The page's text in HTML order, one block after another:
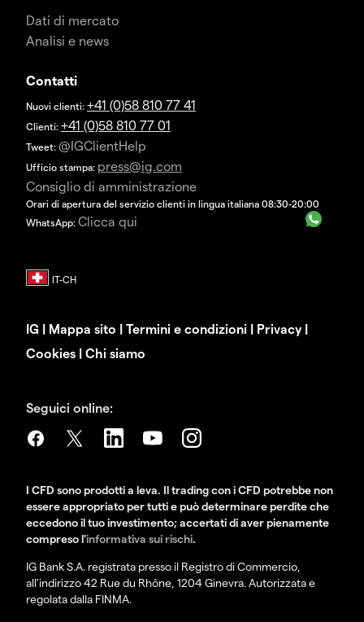
Dati di mercato
Analisi e news
Contatti
Nuovi clienti: +41 (0)58 810 77 41
Clienti: +41 (0)58 810 77 01
Tweet: @IGClientHelp
Ufficio stampa: press@ig.com
Consiglio di amministrazione
Orari di apertura del servizio clienti in lingua italiana 08:30-20:00
WhatsApp: Clicca qui
IG | Mappa sito | Termini e condizioni | Privacy|
Cookies | Chi siamo
Seguici online:
I CFD sono prodotti a leva. Il trading con i CFD potrebbe non
essere appropriato per tutti e può determinare perdite che
eccedono il tuo investimento; accertati di aver pienamente
compreso l'informativa sui rischi.
IG Bank S.A. registrata presso il Registro di Commercio,
all'indirizzo 42 Rue du Rhône, 1204 Ginevra. Autorizzata e
regolata dalla FINMA.